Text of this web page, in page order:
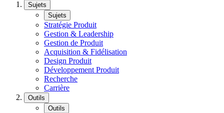
Sujets
Sujets
Stratégie Produit
Gestion & Leadership
Gestion de Produit
Acquisition & Fidélisation
Design Produit
Développement Produit
Recherche
Carrière
Outils
Outils